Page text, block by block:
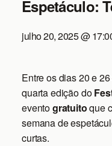
Literatura
Música
Sobre Nós
Espetáculo:
julho 20, 2025 @
Entre os dias 20 e
quarta edição do
eventogratuitoque
semana de
curtas.